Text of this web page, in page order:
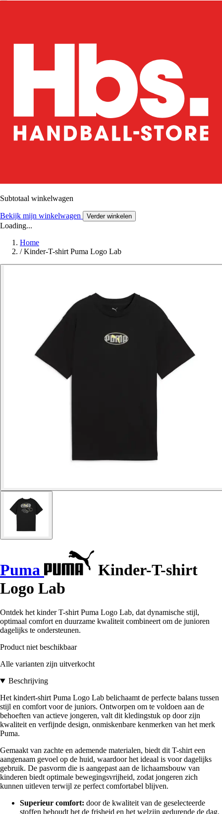
Subtotaal winkelwagen
Bekijk mijn winkelwagen Verder winkelen
Loading...
Home
/ Kinder-T-shirt Puma Logo Lab
Puma
Kinder-T-shirt
Logo Lab
Ontdek het kinder T-shirt Puma Logo Lab, dat dynamische stijl,
optimaal comfort en duurzame kwaliteit combineert om de junioren
dagelijks te ondersteunen.
Product niet beschikbaar
Alle varianten zijn uitverkocht
Beschrijving
Het kindert-shirt Puma Logo Lab belichaamt de perfecte balans tussen
stijl en comfort voor de juniors. Ontworpen om te voldoen aan de
behoeften van actieve jongeren, valt dit kledingstuk op door zijn
kwaliteit en verfijnde design, onmiskenbare kenmerken van het merk
Puma.
Gemaakt van zachte en ademende materialen, biedt dit T-shirt een
aangenaam gevoel op de huid, waardoor het ideaal is voor dagelijks
gebruik. De pasvorm die is aangepast aan de lichaamsbouw van
kinderen biedt optimale bewegingsvrijheid, zodat jongeren zich
kunnen uitleven terwijl ze perfect comfortabel blijven.
Superieur comfort: door de kwaliteit van de geselecteerde
stoffen behoudt het de frisheid en het welzijn gedurende de dag.